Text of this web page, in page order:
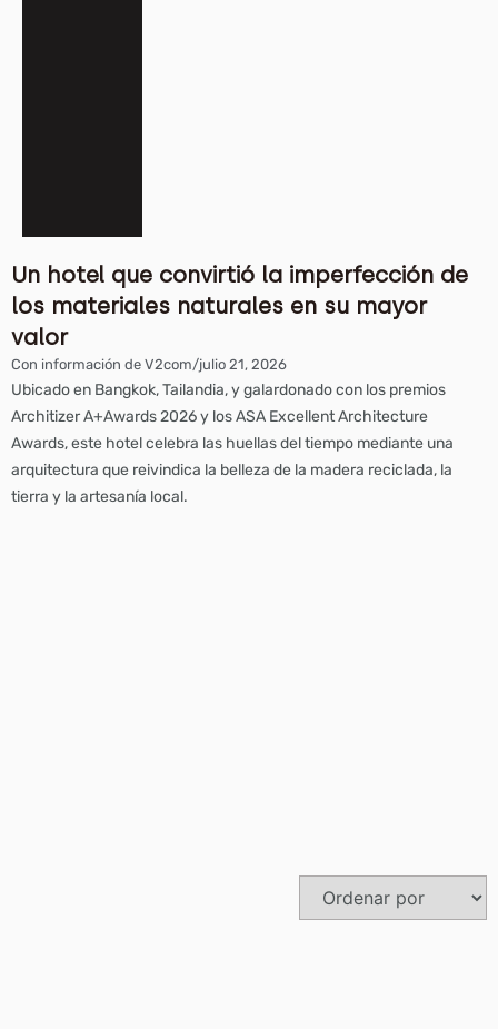
Un hotel que convirtió la imperfección de
los materiales naturales en su mayor
valor
Con información de V2com/julio 21, 2026
Ubicado en Bangkok, Tailandia, y galardonado con los premios
Architizer A+Awards 2026 y los ASA Excellent Architecture
Awards, este hotel celebra las huellas del tiempo mediante una
arquitectura que reivindica la belleza de la madera reciclada, la
tierra y la artesanía local.